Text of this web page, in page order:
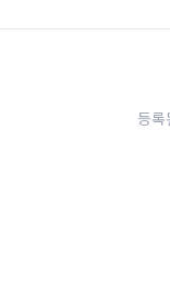
등